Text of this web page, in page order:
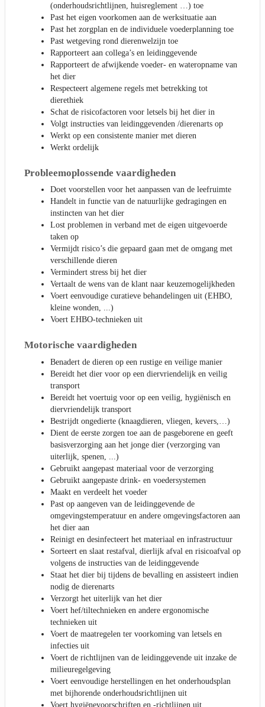
(onderhoudsrichtlijnen, huisreglement …) toe
Past het eigen voorkomen aan de werksituatie aan
Past het zorgplan en de individuele voederplanning toe
Past wetgeving rond dierenwelzijn toe
Rapporteert aan collega’s en leidinggevende
Rapporteert de afwijkende voeder- en wateropname van
het dier
Respecteert algemene regels met betrekking tot
dierethiek
Schat de risicofactoren voor letsels bij het dier in
Volgt instructies van leidinggevenden /dierenarts op
Werkt op een consistente manier met dieren
Werkt ordelijk
Probleemoplossende vaardigheden
Doet voorstellen voor het aanpassen van de leefruimte
Handelt in functie van de natuurlijke gedragingen en
instincten van het dier
Lost problemen in verband met de eigen uitgevoerde
taken op
Vermijdt risico’s die gepaard gaan met de omgang met
verschillende dieren
Vermindert stress bij het dier
Vertaalt de wens van de klant naar keuzemogelijkheden
Voert eenvoudige curatieve behandelingen uit (EHBO,
kleine wonden, ...)
Voert EHBO-technieken uit
Motorische vaardigheden
Benadert de dieren op een rustige en veilige manier
Bereidt het dier voor op een diervriendelijk en veilig
transport
Bereidt het voertuig voor op een veilig, hygiënisch en
diervriendelijk transport
Bestrijdt ongedierte (knaagdieren, vliegen, kevers,…)
Dient de eerste zorgen toe aan de pasgeborene en geeft
basisverzorging aan het jonge dier (verzorging van
uiterlijk, spenen, ...)
Gebruikt aangepast materiaal voor de verzorging
Gebruikt aangepaste drink- en voedersystemen
Maakt en verdeelt het voeder
Past op aangeven van de leidinggevende de
omgevingstemperatuur en andere omgevingsfactoren aan
het dier aan
Reinigt en desinfecteert het materiaal en infrastructuur
Sorteert en slaat restafval, dierlijk afval en risicoafval op
volgens de instructies van de leidinggevende
Staat het dier bij tijdens de bevalling en assisteert indien
nodig de dierenarts
Verzorgt het uiterlijk van het dier
Voert hef/tiltechnieken en andere ergonomische
technieken uit
Voert de maatregelen ter voorkoming van letsels en
infecties uit
Voert de richtlijnen van de leidinggevende uit inzake de
milieuregelgeving
Voert eenvoudige herstellingen en het onderhoudsplan
met bijhorende onderhoudsrichtlijnen uit
Voert hygiënevoorschriften en -richtlijnen uit